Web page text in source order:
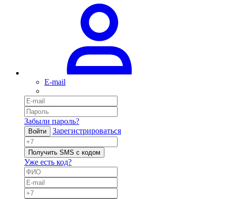
E-mail
Забыли пароль?
Войти Зарегистрироваться
Получить SMS с кодом
Уже есть код?